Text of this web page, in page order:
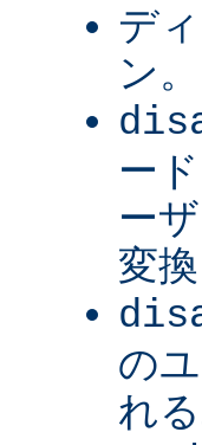
デ
ン。
ー
ー
変
の
れ